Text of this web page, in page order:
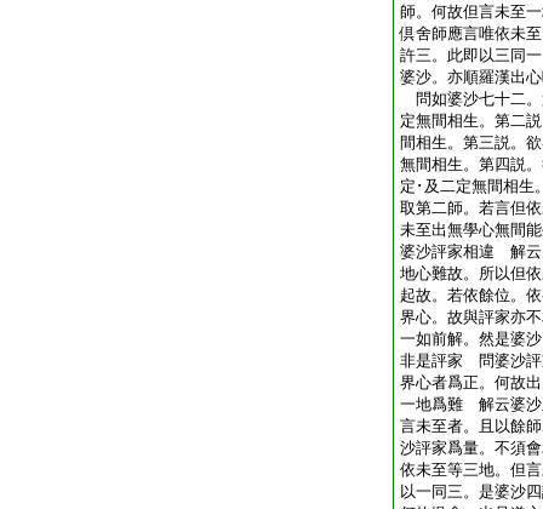
師。何故但言未至
倶舍師應言唯依未
許三。此即以三同
婆沙。亦順羅漢出
問如婆沙七十二
定無間相生。第二
間相生。第三説。
無間相生。第四説
定･及二定無間相生
取第二師。若言但
未至出無學心無間
婆沙評家相違 解云
地心難故。所以但
起故。若依餘位。
界心。故與評家亦
一如前解。然是婆
非是評家 問婆沙評
界心者爲正。何故
一地爲難 解云婆沙
言未至者。且以餘
沙評家爲量。不須
依未至等三地。但
以一同三。是婆沙